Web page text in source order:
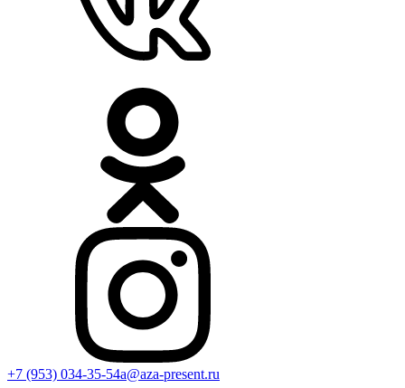
+7 (953) 034-35-54a@aza-present.ru